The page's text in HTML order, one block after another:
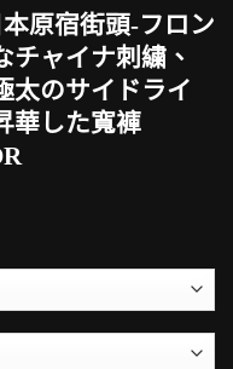
原宿街頭-フロン
チャイナ刺繍、
太のサイドライ
華した寬褲